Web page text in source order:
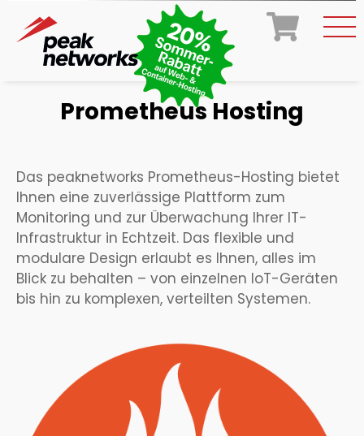
Prometheus Hosting
Das peaknetworks Prometheus-Hosting bietet
Ihnen eine zuverlässige Plattform zum
Monitoring und zur Überwachung Ihrer IT-
Infrastruktur in Echtzeit. Das flexible und
modulare Design erlaubt es Ihnen, alles im
Blick zu behalten – von einzelnen IoT-Geräten
bis hin zu komplexen, verteilten Systemen.